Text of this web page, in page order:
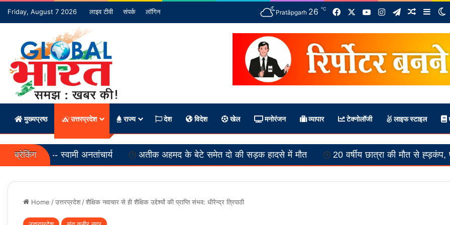
Friday, August 7 2026 लाइव टीवी संपर्क लॉगिन Pratāpgarh 26 ℃ FacebookYouTubeInstagram
TelegramRandom
मुख्यप्रष्ठ उत्तरप्रदेश राज्य देश विदेश खेल मनोरंजन व्यापार टेक्नोलॉजी लाइफ स्टाइल
ब्रेकिंग
अनतांचार्य अतीक अहमद के बेटे समेत दो की सड़क हादसे में मौत 20 वर्षीय छात्रा की मौत से ह्ड़कंप, पुलिस की जाँच
Home /उत्तरप्रदेश /शैक्षिक नवाचार से ही शैक्षिक उद्देश्यों की प्राप्ति संभव: धीरेन्द्र त्रिपाठी